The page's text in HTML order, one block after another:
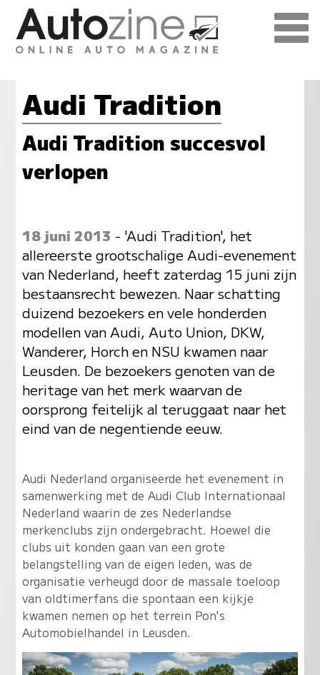
Audi Tradition
Audi Tradition succesvol
verlopen
18 juni 2013 - 'Audi Tradition', het
allereerste grootschalige Audi-evenement
van Nederland, heeft zaterdag 15 juni zijn
bestaansrecht bewezen. Naar schatting
duizend bezoekers en vele honderden
modellen van Audi, Auto Union, DKW,
Wanderer, Horch en NSU kwamen naar
Leusden. De bezoekers genoten van de
heritage van het merk waarvan de
oorsprong feitelijk al teruggaat naar het
eind van de negentiende eeuw.
Audi Nederland organiseerde het evenement in
samenwerking met de Audi Club Internationaal
Nederland waarin de zes Nederlandse
merkenclubs zijn ondergebracht. Hoewel die
clubs uit konden gaan van een grote
belangstelling van de eigen leden, was de
organisatie verheugd door de massale toeloop
van oldtimerfans die spontaan een kijkje
kwamen nemen op het terrein Pon's
Automobielhandel in Leusden.